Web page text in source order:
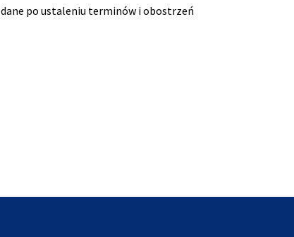
po ustaleniu terminów i obostrzeń